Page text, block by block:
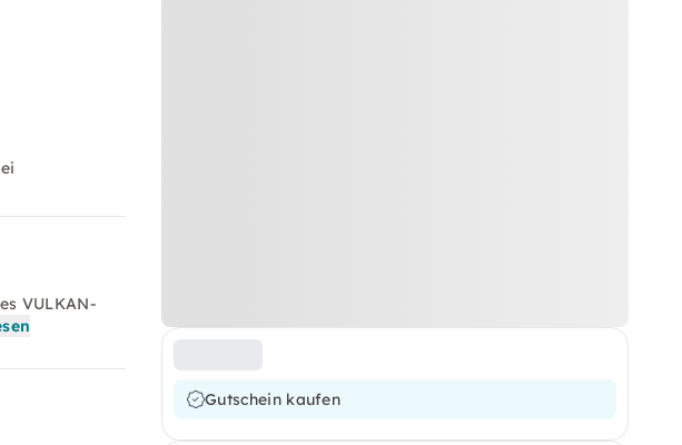
Gutschein kaufen
VULKAN-